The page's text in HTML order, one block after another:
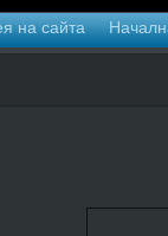
на сайта